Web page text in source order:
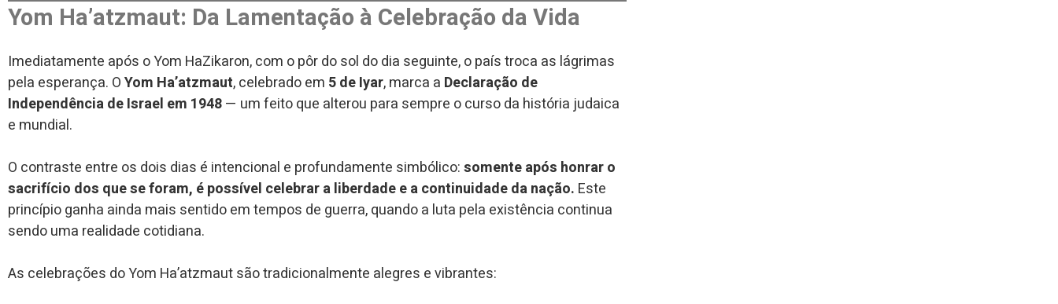
Yom Ha’atzmaut: Da Lamentação à Celebração da Vida
Imediatamente após o Yom HaZikaron, com o pôr do sol do dia seguinte, o país troca as lágrimas
pela esperança. OYom Ha’atzmaut, celebrado em 5 de Iyar, marca a Declaração de
Independência de Israel em 1948— um feito que alterou para sempre o curso da história judaica
e mundial.
O contraste entre os dois dias é intencional e profundamente simbólico:somente após honrar o
sacrifício dos que se foram, é possível celebrar a liberdade e a continuidade da nação. Este
princípio ganha ainda mais sentido em tempos de guerra, quando a luta pela existência continua
sendo uma realidade cotidiana.
As celebrações do Yom Ha’atzmaut são tradicionalmente alegres e vibrantes: